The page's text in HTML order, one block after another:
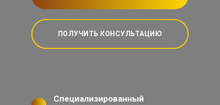
ПОЛУЧИТЬ КОНСУЛЬТАЦИЮ
Специализированный